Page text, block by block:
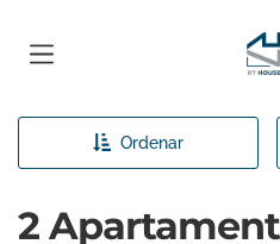
Ordenar
2